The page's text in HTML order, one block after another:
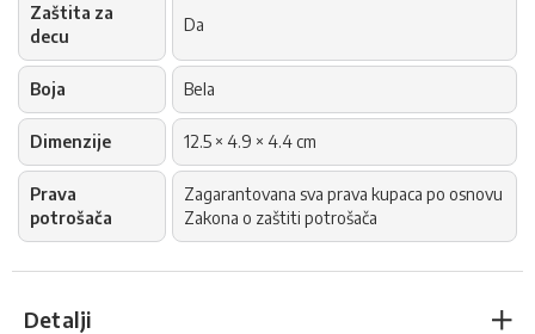
Zaštita za
decu
Da
Boja Bela
Dimenzije 12.5 × 4.9 × 4.4 cm
Prava
potrošača
Zagarantovana sva prava kupaca po osnovu
Zakona o zaštiti potrošača
Detalji